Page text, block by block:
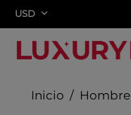
USD
Hombre